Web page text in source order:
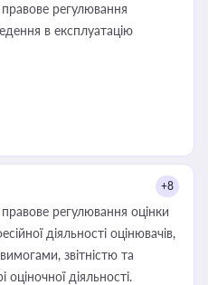
регулювання
в експлуатацію
+8
регулювання оцінки
діяльності оцінювачів,
звітністю та
діяльності.